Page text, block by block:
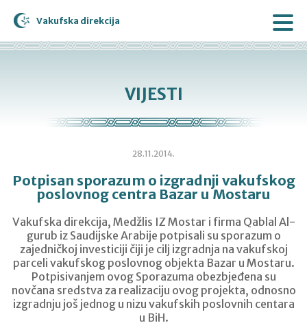
Vakufska direkcija
VIJESTI
28.11.2014.
Potpisan sporazum o izgradnji vakufskog
poslovnog centra Bazar u Mostaru
Vakufska direkcija, Medžlis IZ Mostar i firma Qablal Al-
gurub iz Saudijske Arabije potpisali su sporazum o
zajedničkoj investiciji čiji je cilj izgradnja na vakufskoj
parceli vakufskog poslovnog objekta Bazar u Mostaru.
Potpisivanjem ovog Sporazuma obezbjeđena su
novčana sredstva za realizaciju ovog projekta, odnosno
izgradnju još jednog u nizu vakufskih poslovnih centara
u BiH.